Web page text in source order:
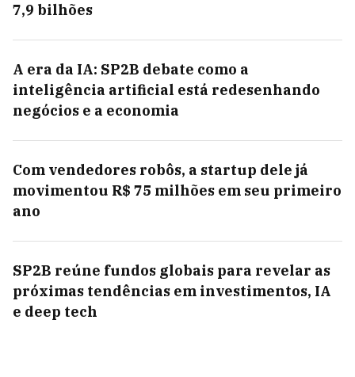
7,9 bilhões
A era da IA: SP2B debate como a
inteligência artificial está redesenhando
negócios e a economia
Com vendedores robôs, a startup dele já
movimentou R$ 75 milhões em seu primeiro
ano
SP2B reúne fundos globais para revelar as
próximas tendências em investimentos, IA
e deep tech